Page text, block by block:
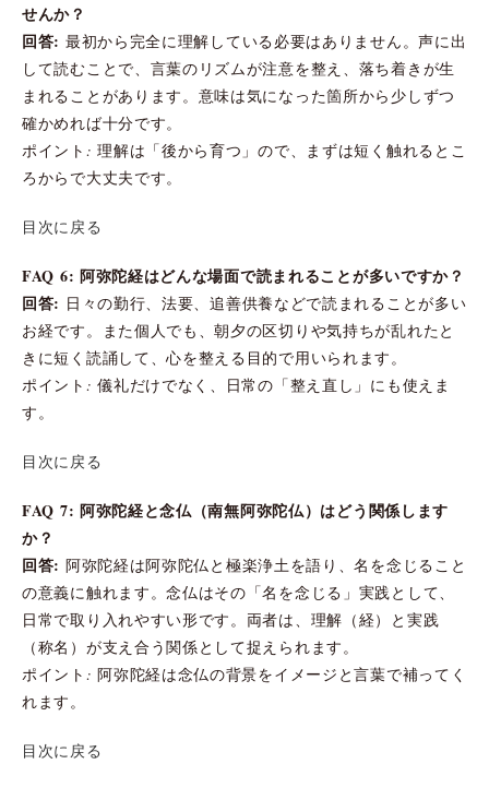
せんか？
回答: 最初から完全に理解している必要はありません。声に出
して読むことで、言葉のリズムが注意を整え、落ち着きが生
まれることがあります。意味は気になった箇所から少しずつ
確かめれば十分です。
ポイント: 理解は「後から育つ」ので、まずは短く触れるとこ
ろからで大丈夫です。
目次に戻る
FAQ 6: 阿弥陀経はどんな場面で読まれることが多いですか？
回答: 日々の勤行、法要、追善供養などで読まれることが多い
お経です。また個人でも、朝夕の区切りや気持ちが乱れたと
きに短く読誦して、心を整える目的で用いられます。
ポイント: 儀礼だけでなく、日常の「整え直し」にも使えま
す。
目次に戻る
FAQ 7: 阿弥陀経と念仏（南無阿弥陀仏）はどう関係します
か？
回答: 阿弥陀経は阿弥陀仏と極楽浄土を語り、名を念じること
の意義に触れます。念仏はその「名を念じる」実践として、
日常で取り入れやすい形です。両者は、理解（経）と実践
（称名）が支え合う関係として捉えられます。
ポイント: 阿弥陀経は念仏の背景をイメージと言葉で補ってく
れます。
目次に戻る